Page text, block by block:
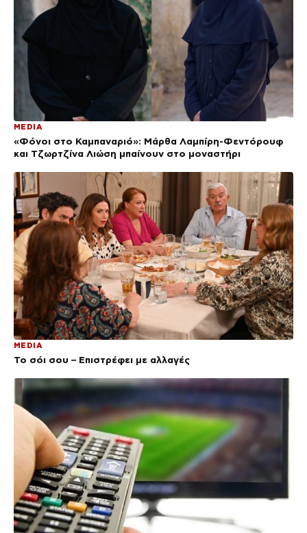
MEDIA
«Φόνοι στο Καμπαναριό»: Μάρθα Λαμπίρη-Φεντόρουφ
και Τζωρτζίνα Λιώση μπαίνουν στο μοναστήρι
MEDIA
Το σόι σου – Επιστρέφει με αλλαγές